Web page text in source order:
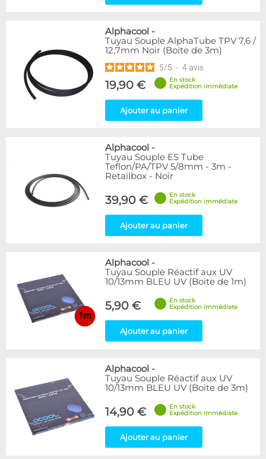
Alphacool -
Tuyau Souple AlphaTube TPV 7,6 /
12,7mm Noir (Boite de 3m)
5/5 - 4 avis
19,90 €
En stock
Expédition immédiate
Ajouter au panier
Alphacool -
Tuyau Souple ES Tube
Teflon/PA/TPV 5/8mm - 3m -
Retailbox - Noir
39,90 €
En stock
Expédition immédiate
Ajouter au panier
Alphacool -
Tuyau Souple Réactif aux UV
10/13mm BLEU UV (Boite de 1m)
5,90 €
En stock
Expédition immédiate
Ajouter au panier
Alphacool -
Tuyau Souple Réactif aux UV
10/13mm BLEU UV (Boite de 3m)
14,90 €
En stock
Expédition immédiate
Ajouter au panier